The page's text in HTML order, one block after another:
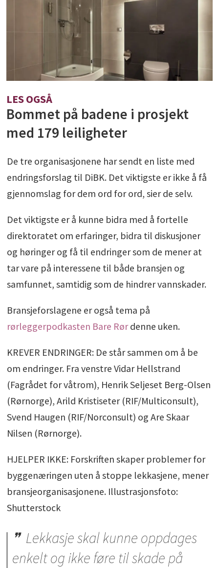
LES OGSÅ
Bommet på badene i prosjekt
med 179 leiligheter
De tre organisasjonene har sendt en liste med
endringsforslag til DiBK. Det viktigste er ikke å få
gjennomslag for dem ord for ord, sier de selv.
Det viktigste er å kunne bidra med å fortelle
direktoratet om erfaringer, bidra til diskusjoner
og høringer og få til endringer som de mener at
tar vare på interessene til både bransjen og
samfunnet, samtidig som de hindrer vannskader.
Bransjeforslagene er også tema på
rørleggerpodkasten Bare Rørdenne uken.
KREVER ENDRINGER: De står sammen om å be
om endringer. Fra venstre Vidar Hellstrand
(Fagrådet for våtrom), Henrik Seljeset Berg-Olsen
(Rørnorge), Arild Kristiseter (RIF/Multiconsult),
Svend Haugen (RIF/Norconsult) og Are Skaar
Nilsen (Rørnorge).
HJELPER IKKE: Forskriften skaper problemer for
byggenæringen uten å stoppe lekkasjene, mener
bransjeorganisasjonene. Illustrasjonsfoto:
Shutterstock
Lekkasje skal kunne oppdages
enkelt og ikke føre til skade på